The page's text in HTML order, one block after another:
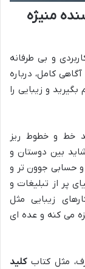
منیژه
و بی طرفانه
کامل، درباره
و زیبایی را
خط و خطوط ریز
بین دوستان و
و حسابی جوون تر و
پر از تبلیغات و
زیبایی مثل
می کنه و عده ای
مثل کتابکلید